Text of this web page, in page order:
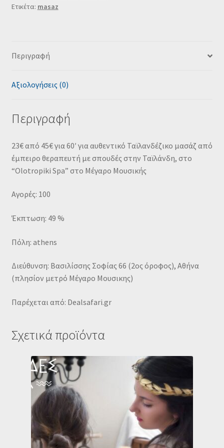
Ετικέτα: masaz
Περιγραφή
Αξιολογήσεις (0)
Περιγραφή
23€ από 45€ για 60′ για αυθεντικό Ταϊλανδέζικο μασάζ από
έμπειρο θεραπευτή με σπουδές στην Ταϊλάνδη, στο
“Olotropiki Spa” στο Μέγαρο Μουσικής
Αγορές: 100
Έκπτωση: 49 %
Πόλη: athens
Διεύθυνση: Βασιλίσσης Σοφίας 66 (2ος όροφος), Αθήνα
(πλησίον μετρό Μέγαρο Μουσικης)
Παρέχεται από: Dealsafari.gr
Σχετικά προϊόντα